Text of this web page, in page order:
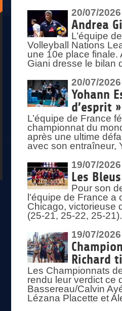
20/07/2026
Andrea
L’équipe
Volleyball Nations
une 10e place finale.
Giani dresse le bilan
20/07/2026
Yohann
d’esprit »
L’équipe de France
championnat du
après une ultime
avec son entraîneur,
19/07/2026
Les
Pour son
l'équipe de France a
Chicago, victorieuse
(25-21, 25-22, 25-
19/07/2026
Richard
Les Championnats
rendu leur verdict ce
Bassereau/Calvin
Lézana Placette et